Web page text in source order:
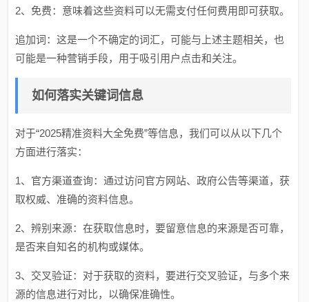
2、免费：意味着这些资料可以无需支付任何费用即可获取。
追加词：这是一个不确定的词汇，可能与上述主题相关，也
可能是一种营销手段，用于吸引用户点击和关注。
如何落实关键词信息
对于“2025精准资料大全免费”等信息，我们可以从以下几个
方面进行落实：
1、官方渠道查询：通过访问官方网站、政府公告等渠道，获
取权威、准确的资料信息。
2、辨别来源：在获取信息时，要留意信息的来源是否可靠，
是否来自知名的机构或媒体。
3、交叉验证：对于获取的资料，要进行交叉验证，与多个来
源的信息进行对比，以确保准确性。